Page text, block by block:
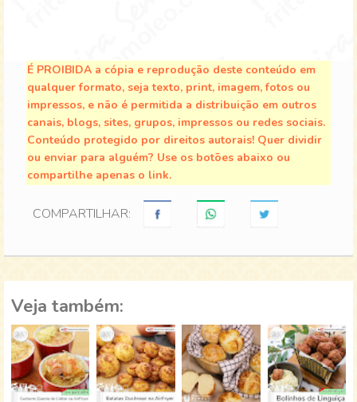
É PROIBIDA a cópia e reprodução deste conteúdo em
qualquer formato, seja texto, print, imagem, fotos ou
impressos, e não é permitida a distribuição em outros
canais, blogs, sites, grupos, impressos ou redes sociais.
Conteúdo protegido por direitos autorais! Quer dividir
ou enviar para alguém? Use os botões abaixo ou
compartilhe apenas o link.
COMPARTILHAR:
Veja também: